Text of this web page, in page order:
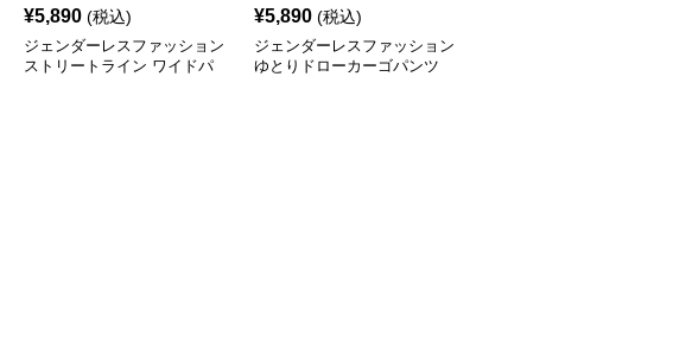
¥5,890 (税込)
ジェンダーレスファッション
ストリートライン ワイドパ
¥5,890 (税込)
ジェンダーレスファッション
ゆとりドローカーゴパンツ